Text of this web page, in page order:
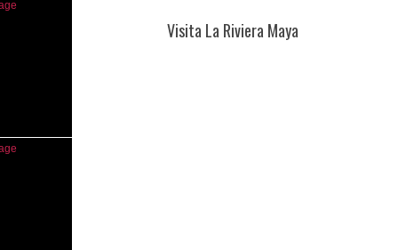
Visita La Riviera Maya